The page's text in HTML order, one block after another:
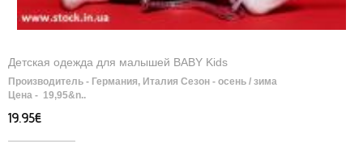
Детская одежда для малышей BABY Kids
Производитель - Германия, Италия Сезон - осень / зима
Цена - 19,95&n..
19.95€